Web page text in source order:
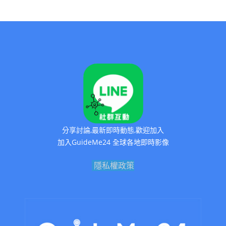
分享討論,最新即時動態,歡迎加入
加入GuideMe24 全球各地即時影像
隱私權政策